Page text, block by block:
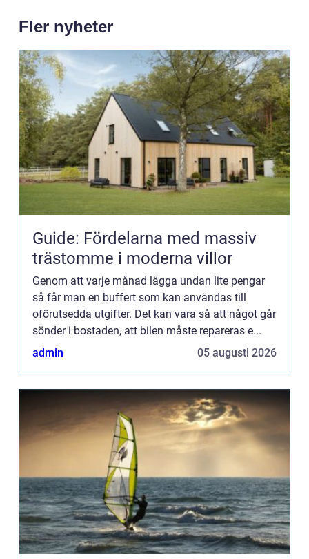
Fler nyheter
Guide: Fördelarna med massiv
trästomme i moderna villor
Genom att varje månad lägga undan lite pengar
så får man en buffert som kan användas till
oförutsedda utgifter. Det kan vara så att något går
sönder i bostaden, att bilen måste repareras e...
admin
05 augusti 2026